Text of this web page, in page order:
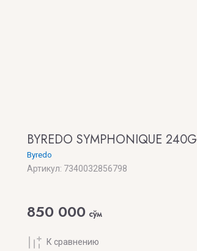
BYREDO SYMPHONIQUE 240G
Byredo
Артикул: 7340032856798
850 000 сўм
К сравнению